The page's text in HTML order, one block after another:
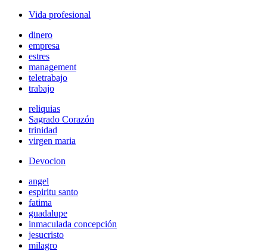
Vida profesional
dinero
empresa
estres
management
teletrabajo
trabajo
reliquias
Sagrado Corazón
trinidad
virgen maria
Devocion
angel
espiritu santo
fatima
guadalupe
inmaculada concepción
jesucristo
milagro